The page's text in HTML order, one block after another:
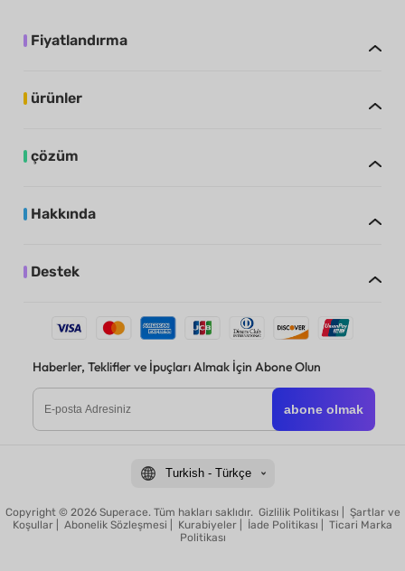
Fiyatlandırma
ürünler
çözüm
Hakkında
Destek
Haberler, Teklifler ve İpuçları Almak İçin Abone Olun
abone olmak
Turkish - Türkçe
Copyright © 2026 Superace. Tüm hakları saklıdır. Gizlilik Politikası
Şartlar ve
Koşullar
Abonelik Sözleşmesi Kurabiyeler İade Politikası
Ticari Marka
Politikası